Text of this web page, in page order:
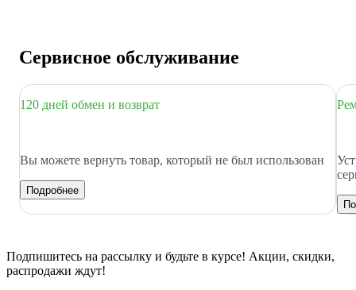
Сервисное обслуживание
120 дней обмен и возврат
Вы можете вернуть товар, который не был использован
Подробнее
Подпишитесь на рассылку и будьте в курсе! Акции, скидки,
распродажи ждут!